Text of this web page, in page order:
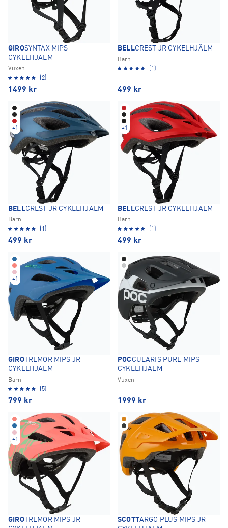
GIROSYNTAX MIPS
CYKELHJÄLM
Vuxen
(2)
1499 kr
BELLCREST JR CYKELHJÄLM
Barn
(1)
499 kr
+1
BELLCREST JR CYKELHJÄLM
Barn
(1)
499 kr
+1
BELLCREST JR CYKELHJÄLM
Barn
(1)
499 kr
+1
GIROTREMOR MIPS JR
CYKELHJÄLM
Barn
(5)
799 kr
POC CULARIS PURE MIPS
CYKELHJÄLM
Vuxen
1999 kr
+1
GIROTREMOR MIPS JR
SCOTTARGO PLUS MIPS JR